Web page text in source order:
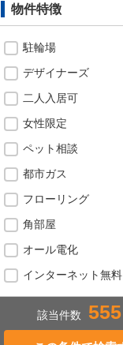
物件特徴
駐輪場
デザイナーズ
二人入居可
女性限定
ペット相談
都市ガス
フローリング
角部屋
オール電化
インターネット無料
該当件数 555